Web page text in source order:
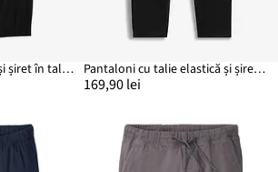
Pantaloni cu elastic și șiret în talie Relaxed Fit, Straight Pantaloni cu talie elastică și șiret Relaxed Fit Stretch, Straight
169,90 lei